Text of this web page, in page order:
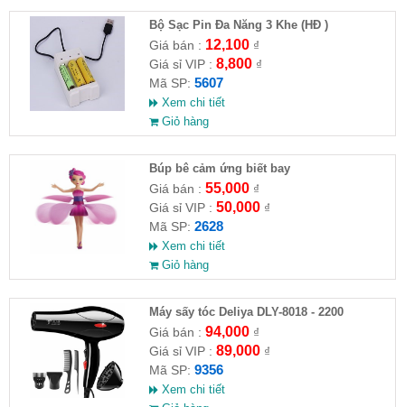
Bộ Sạc Pin Đa Năng 3 Khe (HĐ )
Giá bán : 12,100₫
Giá sỉ VIP : 8,800₫
Mã SP: 5607
Xem chi tiết
Giỏ hàng
​Búp bê cảm ứng biết bay
Giá bán : 55,000₫
Giá sỉ VIP : 50,000₫
Mã SP: 2628
Xem chi tiết
Giỏ hàng
Máy sấy tóc Deliya DLY-8018 - 2200
Giá bán : 94,000₫
Giá sỉ VIP : 89,000₫
Mã SP: 9356
Xem chi tiết